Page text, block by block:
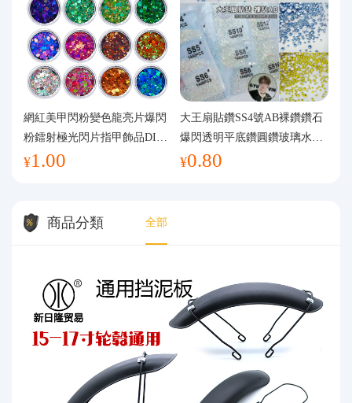
網紅美甲閃粉變色龍亮片爆閃
粉鐳射極光閃片指甲飾品DIY
手工流麻
¥1.00
大王扇貼鑽SS4號AB裸鑽鑽石
爆閃透明平底鑽圓鑽玻璃水鑽
美甲鑽飾
¥0.80
商品分類 全部